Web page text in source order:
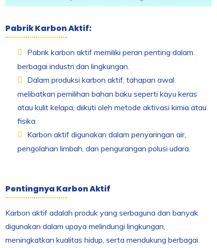
Pabrik Karbon Aktif:
Pabrik karbon aktif memiliki peran penting dalam
berbagai industri dan lingkungan.
Dalam produksi karbon aktif, tahapan awal
melibatkan pemilihan bahan baku seperti kayu keras
atau kulit kelapa, diikuti oleh metode aktivasi kimia atau
fisika.
Karbon aktif digunakan dalam penyaringan air,
pengolahan limbah, dan pengurangan polusi udara.
Pentingnya Karbon Aktif
Karbon aktif adalah produk yang serbaguna dan banyak
digunakan dalam upaya melindungi lingkungan,
meningkatkan kualitas hidup, serta mendukung berbagai